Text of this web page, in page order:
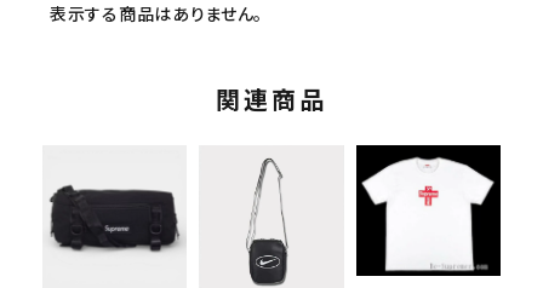
表示する商品はありません。
関連商品